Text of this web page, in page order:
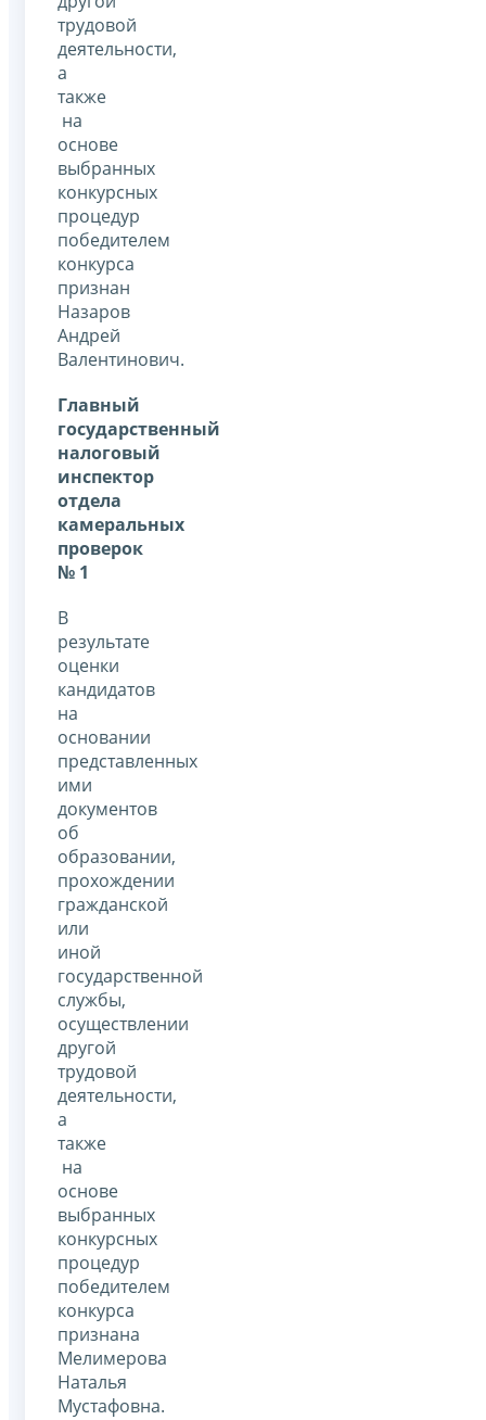
трудовой
деятельности,
а
также
на
основе
выбранных
конкурсных
процедур
победителем
конкурса
признан
Назаров
Андрей
Валентинович.
Главный
государственный
налоговый
инспектор
отдела
камеральных
проверок
№ 1
В
результате
оценки
кандидатов
на
основании
представленных
ими
документов
об
образовании,
прохождении
гражданской
или
иной
государственной
службы,
осуществлении
другой
трудовой
деятельности,
а
также
на
основе
выбранных
конкурсных
процедур
победителем
конкурса
признана
Мелимерова
Наталья
Мустафовна.